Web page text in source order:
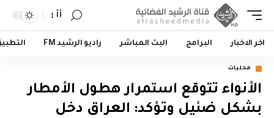
أأ
اخر الاخبار البرامج البث المباشر راديو الرشيد FM
محليات
الأنواء تتوقع استمرار هطول الأمطار
بشكل ضئيل وتؤكد: العراق دخل